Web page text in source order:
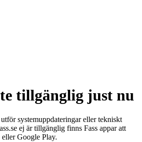
tillgänglig just nu
systemuppdateringar eller tekniskt
ej är tillgänglig finns Fass appar att
Google Play.